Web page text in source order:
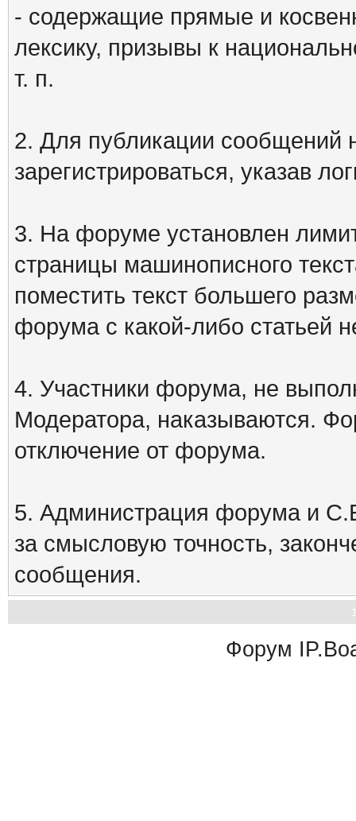
- содержащие прямые и
лексику, призывы к
т. п.
2. Для публикации сообщений
зарегистрироваться, указав
3. На форуме установлен
страницы машинописного
поместить текст большего
форума с какой-либо статьей
4. Участники форума, не
Модератора, наказываются.
отключение от форума.
5. Администрация форума и
за смысловую точность,
сообщения.
Форум